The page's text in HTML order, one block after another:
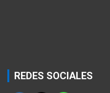
REDES SOCIALES